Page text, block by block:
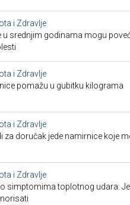
i Zdravlje
u srednjim godinama mogu
i Zdravlje
pomažu u gubitku kilograma
i Zdravlje
za doručak jede namirnice koje
i Zdravlje
simptomima toplotnog udara: